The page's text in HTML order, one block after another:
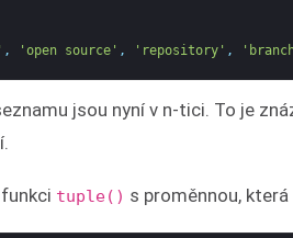
, 'open source' , 'repository' ,
jsou nyní v n-tici. To je
tuple() s proměnnou,